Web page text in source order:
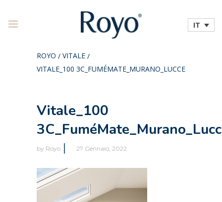
IT
ROYO / VITALE /
VITALE_100 3C_FUMÉMATE_MURANO_LUCCE
Vitale_100
by Royo 27 Gennaio, 2022